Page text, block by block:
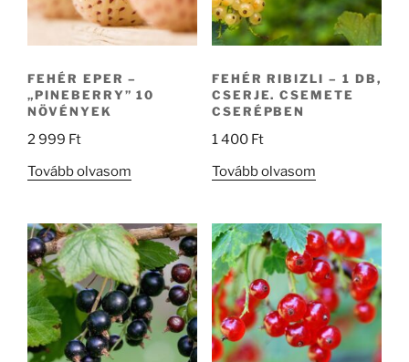
FEHÉR EPER –
„PINEBERRY” 10
NÖVÉNYEK
2 999 Ft
Tovább olvasom
FEHÉR RIBIZLI – 1 DB,
CSERJE. CSEMETE
CSERÉPBEN
1 400 Ft
Tovább olvasom